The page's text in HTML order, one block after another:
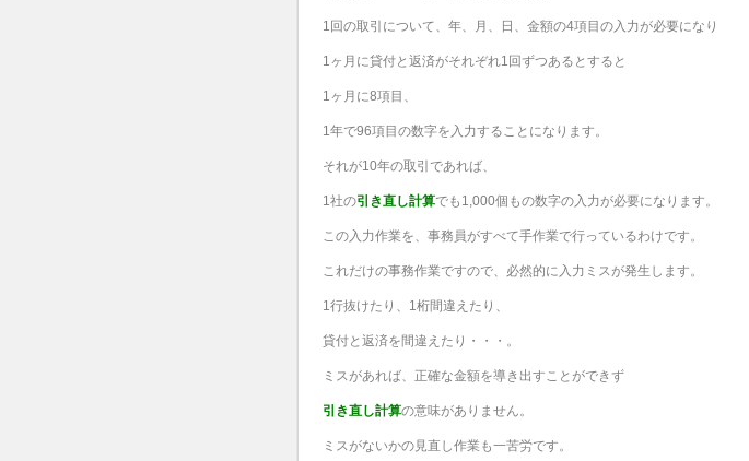
1回の取引について、年、月、日、金額の4項目の入力が必要になり
1ヶ月に貸付と返済がそれぞれ1回ずつあるとすると
1ヶ月に8項目、
1年で96項目の数字を入力することになります。
それが10年の取引であれば、
1社の引き直し計算でも1,000個もの数字の入力が必要になります。
この入力作業を、事務員がすべて手作業で行っているわけです。
これだけの事務作業ですので、必然的に入力ミスが発生します。
1行抜けたり、1桁間違えたり、
貸付と返済を間違えたり・・・。
ミスがあれば、正確な金額を導き出すことができず
引き直し計算の意味がありません。
ミスがないかの見直し作業も一苦労です。